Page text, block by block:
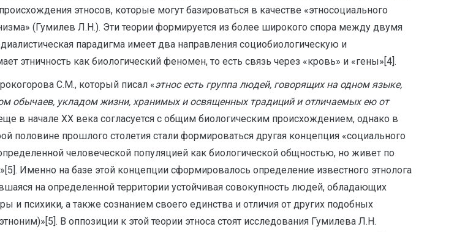
этносов, которые могут базироваться в качестве «этносоциального
(Гумилев Л.Н.). Эти теории формируется из более широкого спора между двумя
парадигма имеет два направления социобиологическую и
как биологический феномен, то есть связь через «кровь» и «гены»[4].
С.М., который писал «этнос есть группа людей, говорящих на одном языке,
обычаев, укладом жизни, хранимых и освященных традиций и отличаемых ею от
в начале XX века согласуется с общим биологическим происхождением, однако в
половине прошлого столетия стали формироваться другая концепция «социального
человеческой популяцией как биологической общностью, но живет по
Именно на базе этой концепции сформировалось определение известного этнолога
на определенной территории устойчивая совокупность людей, обладающих
и психики, а также сознанием своего единства и отличия от других подобных
В оппозиции к этой теории этноса стоят исследования Гумилева Л.Н.